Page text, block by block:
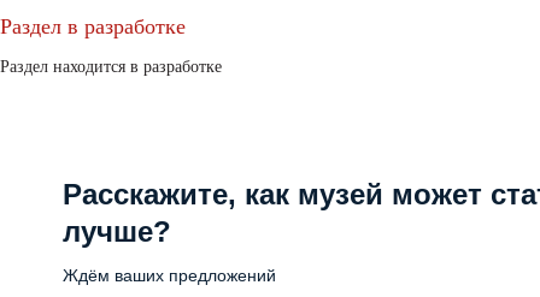
Раздел в разработке
Раздел находится в разработке
Расскажите, как музей может
лучше?
Ждём ваших предложений